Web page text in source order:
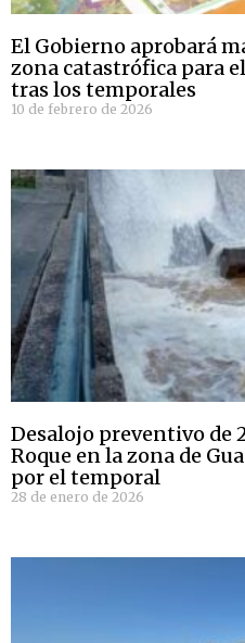
El Gobierno aprobará
zona catastrófica para
tras los temporales
10 de febrero de 2026
Desalojo preventivo de
Roque en la zona de
por el temporal
28 de enero de 2026